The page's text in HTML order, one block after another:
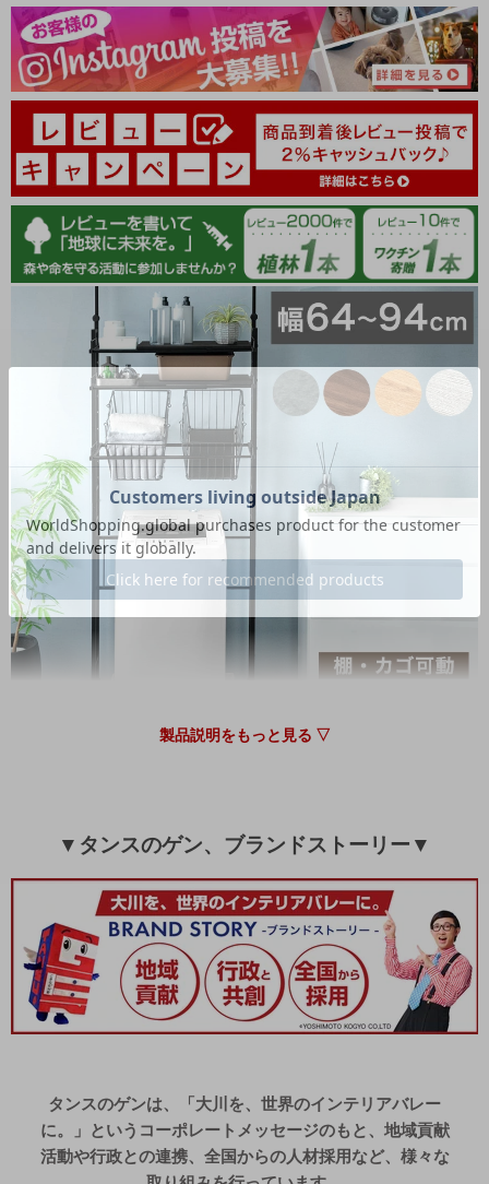
11/07/2025
TANSU-GEN713634
ホワイトアッシュを予約で買ったのですが、待った甲斐があり
ました！
お洒落で高見えしてよかったです！
カゴもたくさん容量が入り、洗面所がすっきりしました。
本当に買ってよかったです。
>>タンスのゲンが返信しました
この度は、タンスのゲンをご利用いただき誠にありがとう
ございます。
商品到着まで大変お待たせいたしました。
また、当商品のデザインや機能性にご満足いただけたよう
で大変うれしく思っております。
ご愛用いただけましたら幸いです。
またのご利用、心よりお待ちしております。
07/12/2025
>>タンスのゲンが返信しました
この度はタンスのゲンをご利用いただき誠にありがとうご
ざいます。
★5満点レビューを頂き、大変嬉しく思います。
また、無事に組み立てて頂けたようで安心いたしました。
末永くご愛用頂ければ幸いです。
レビューのご投稿、ありがとうございました。
05/21/2024
tansu-gen450799
製品説明をもっと見る ▽
▼タンスのゲン、ブランドストーリー▼
タンスのゲンは、「大川を、世界のインテリアバレー
に。」というコーポレートメッセージのもと、地域貢献
活動や行政との連携、全国からの人材採用など、様々な